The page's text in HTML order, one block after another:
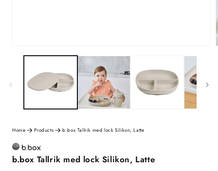
Home Products b.box Tallrik med lock Silikon, Latte
b.box Tallrik med lock Silikon, Latte